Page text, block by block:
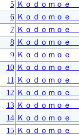
5 Ｋｏｄｏｍｏｅ
6 Ｋｏｄｏｍｏｅ
7 Ｋｏｄｏｍｏｅ
8 Ｋｏｄｏｍｏｅ
9 Ｋｏｄｏｍｏｅ
10 Ｋｏｄｏｍｏｅ
11
Ｋｏｄｏｍｏｅ
12 Ｋｏｄｏｍｏｅ
13 Ｋｏｄｏｍｏｅ
14 Ｋｏｄｏｍｏｅ
15 Ｋｏｄｏｍｏｅ